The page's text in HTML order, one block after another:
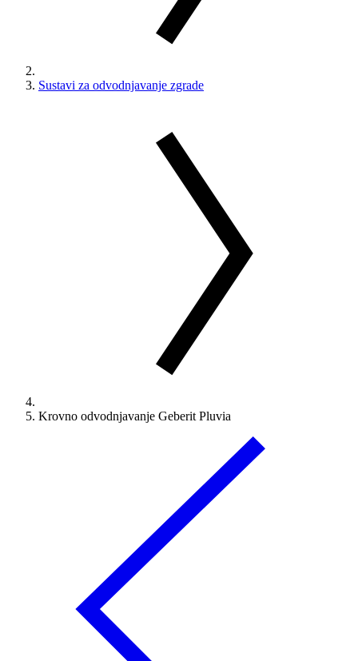
Sustavi za odvodnjavanje zgrade
Krovno odvodnjavanje Geberit Pluvia